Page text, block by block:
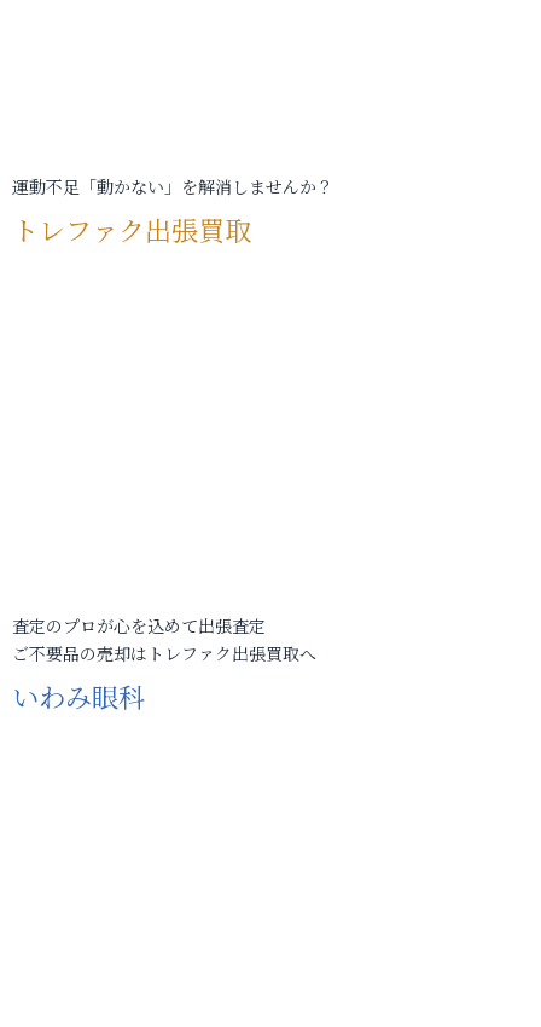
運動不足「動かない」を解消しませんか？
トレファク出張買取
査定のプロが心を込めて出張査定
ご不要品の売却はトレファク出張買取へ
いわみ眼科